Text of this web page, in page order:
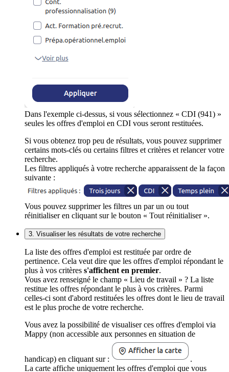
Dans l'exemple ci-dessus, si vous sélectionnez « CDI (941) »
seules les offres d'emploi en CDI vous seront restituées.
Si vous obtenez trop peu de résultats, vous pouvez supprimer
certains mots-clés ou certains filtres et critères et relancer votre
recherche.
Les filtres appliqués à votre recherche apparaissent de la façon
suivante :
Vous pouvez supprimer les filtres un par un ou tout
réinitialiser en cliquant sur le bouton « Tout réinitialiser ».
3. Visualiser les résultats de votre recherche
La liste des offres d'emploi est restituée par ordre de
pertinence. Cela veut dire que les offres d'emploi répondant le
plus à vos critères s'affichent en premier.
Vous avez renseigné le champ « Lieu de travail » ? La liste
restitue les offres répondant le plus à vos critères. Parmi
celles-ci sont d'abord restituées les offres dont le lieu de travail
est le plus proche de votre recherche.
Vous avez la possibilité de visualiser ces offres d'emploi via
Mappy (non accessible aux personnes en situation de
handicap) en cliquant sur :
.
La carte affiche uniquement les offres d'emploi que vous